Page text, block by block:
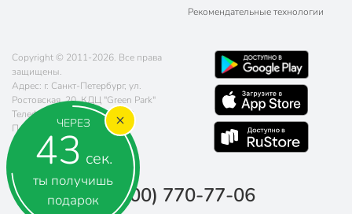
ЧЕРЕЗ
41 сек.
ты получишь
подарок
Рекомендательные технологии
Copyright © 2011-2026. Все права
защищены.
Адрес: г. Санкт-Петербург, ул.
Ростовская, 20, КДЦ "Green Park"
Телефон:
8 (800) 770-77-06
Почта:
sales@poryadok.ru
8 (800) 770-77-06